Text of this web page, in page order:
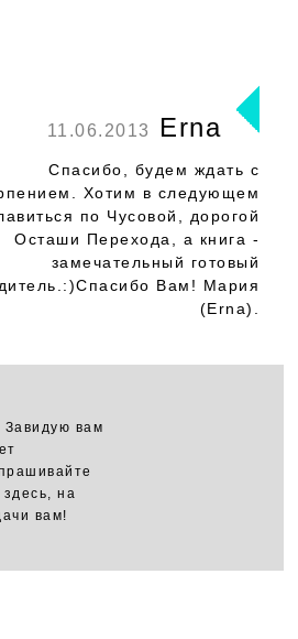
11.06.2013 Erna
Спасибо, будем ждать с
Хотим в следующем
по Чусовой, дорогой
Осташи Перехода, а книга -
замечательный готовый
Вам! Мария
(Erna).
вам
на
вам!